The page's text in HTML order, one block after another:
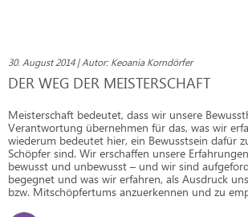
30. August 2014 | Autor: Keoania Korndörfer
DER WEG DER MEISTERSCHAFT
Meisterschaft bedeutet, dass wir unsere
Verantwortung übernehmen für das, was wir
wiederum bedeutet hier, ein Bewusstsein dafür
Schöpfer sind. Wir erschaffen unsere
bewusst und unbewusst – und wir sind
begegnet und was wir erfahren, als Ausdruck
bzw. Mitschöpfertums anzuerkennen und zu